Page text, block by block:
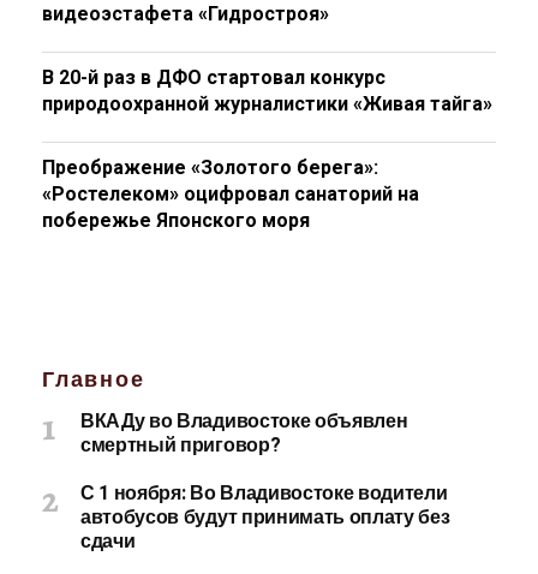
видеоэстафета «Гидростроя»
В 20-й раз в ДФО стартовал конкурс
природоохранной журналистики «Живая тайга»
Преображение «Золотого берега»:
«Ростелеком» оцифровал санаторий на
побережье Японского моря
Главное
ВКАДу во Владивостоке объявлен
смертный приговор?
С 1 ноября: Во Владивостоке водители
автобусов будут принимать оплату без
сдачи